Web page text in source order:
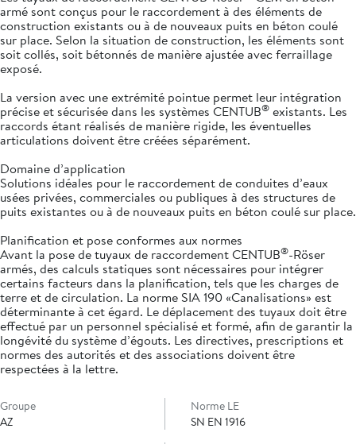
armé sont conçus pour le raccordement à des éléments de
construction existants ou à de nouveaux puits en béton coulé
sur place. Selon la situation de construction, les éléments sont
soit collés, soit bétonnés de manière ajustée avec ferraillage
exposé.
La version avec une extrémité pointue permet leur intégration
précise et sécurisée dans les systèmes CENTUB® existants. Les
raccords étant réalisés de manière rigide, les éventuelles
articulations doivent être créées séparément.
Domaine d’application
Solutions idéales pour le raccordement de conduites d’eaux
usées privées, commerciales ou publiques à des structures de
puits existantes ou à de nouveaux puits en béton coulé sur place.
Planification et pose conformes aux normes
Avant la pose de tuyaux de raccordement CENTUB®-Röser
armés, des calculs statiques sont nécessaires pour intégrer
certains facteurs dans la planification, tels que les charges de
terre et de circulation. La norme SIA 190 «Canalisations» est
déterminante à cet égard. Le déplacement des tuyaux doit être
effectué par un personnel spécialisé et formé, afin de garantir la
longévité du système d’égouts. Les directives, prescriptions et
normes des autorités et des associations doivent être
respectées à la lettre.
Groupe
AZ
Norme LE
SN EN 1916